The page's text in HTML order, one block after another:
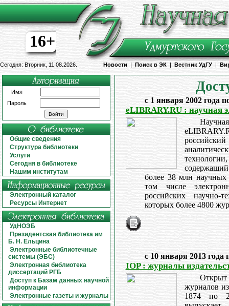
16+
Сегодня: Вторник, 11.08.2026. Новости | Поиск в ЭК | Вестник УдГУ |
Имя
Пароль
Общие сведения
Структура библиотеки
Услуги
Сегодня в библиотеке
Нашим институтам
Электронный каталог
Ресурсы Интернет
УдНОЭБ
Президентская библиотека им
Б. Н. Ельцина
Электронные библиотечные
системы (ЭБС)
Электронная библиотека
диссертаций РГБ
Доступ к Базам данных научной
информации
Электронные газеты и журналы
с 1 января 2002 года
eLIBRARY.RU : научная
более 38 млн
том числе
российских научно-
которых более 4800
с 10 января 2013 года
IOP : журналы
журналов
1874 по